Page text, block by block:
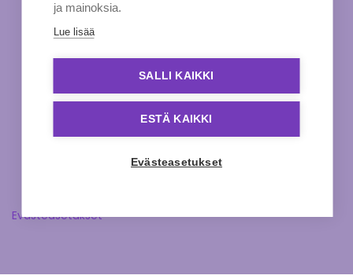
Evästeasetukset
ja mainoksia.
Lue lisää
SALLI KAIKKI
ESTÄ KAIKKI
Evästeasetukset